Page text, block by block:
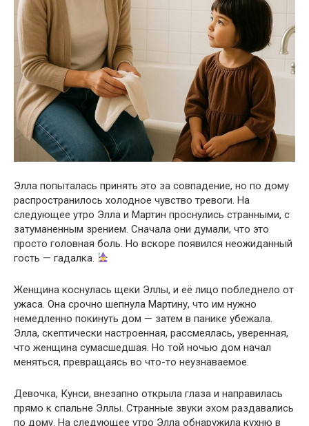
Элла попыталась принять это за совпадение, но по дому
распространилось холодное чувство тревоги. На
следующее утро Элла и Мартин проснулись странными, с
затуманенным зрением. Сначала они думали, что это
просто головная боль. Но вскоре появился неожиданный
гость — гадалка.
Женщина коснулась щеки Эллы, и её лицо побледнело от
ужаса. Она срочно шепнула Мартину, что им нужно
немедленно покинуть дом — затем в панике убежала.
Элла, скептически настроенная, рассмеялась, уверенная,
что женщина сумасшедшая. Но той ночью дом начал
меняться, превращаясь во что-то неузнаваемое.
Девочка, Кунси, внезапно открыла глаза и направилась
прямо к спальне Эллы. Странные звуки эхом раздавались
по дому. На следующее утро Элла обнаружила кухню в